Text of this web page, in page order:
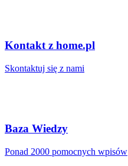
Kontakt z home.pl
Skontaktuj się z nami
Baza Wiedzy
Ponad 2000 pomocnych wpisów